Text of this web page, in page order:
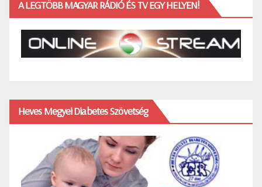
A LEGTÖBB MAGYAR RÁDIÓ ÉS TV EGY HELYEN!
Heves Megyei Diabetes Szövetség